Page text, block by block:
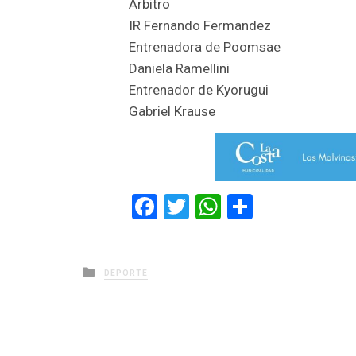
Arbitro
IR Fernando Fermandez
Entrenadora de Poomsae
Daniela Ramellini
Entrenador de Kyorugui
Gabriel Krause
Facebook
TwitterWhatsApp
Posted
in
DEPORTE